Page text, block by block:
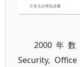
2000年数
Security,